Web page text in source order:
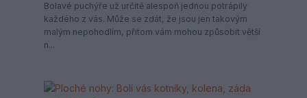
Bolavé puchýře už určitě alespoň jednou potrápily
každého z vás. Může se zdát, že jsou jen takovým
malým nepohodlím, přitom vám mohou způsobit větší
n...